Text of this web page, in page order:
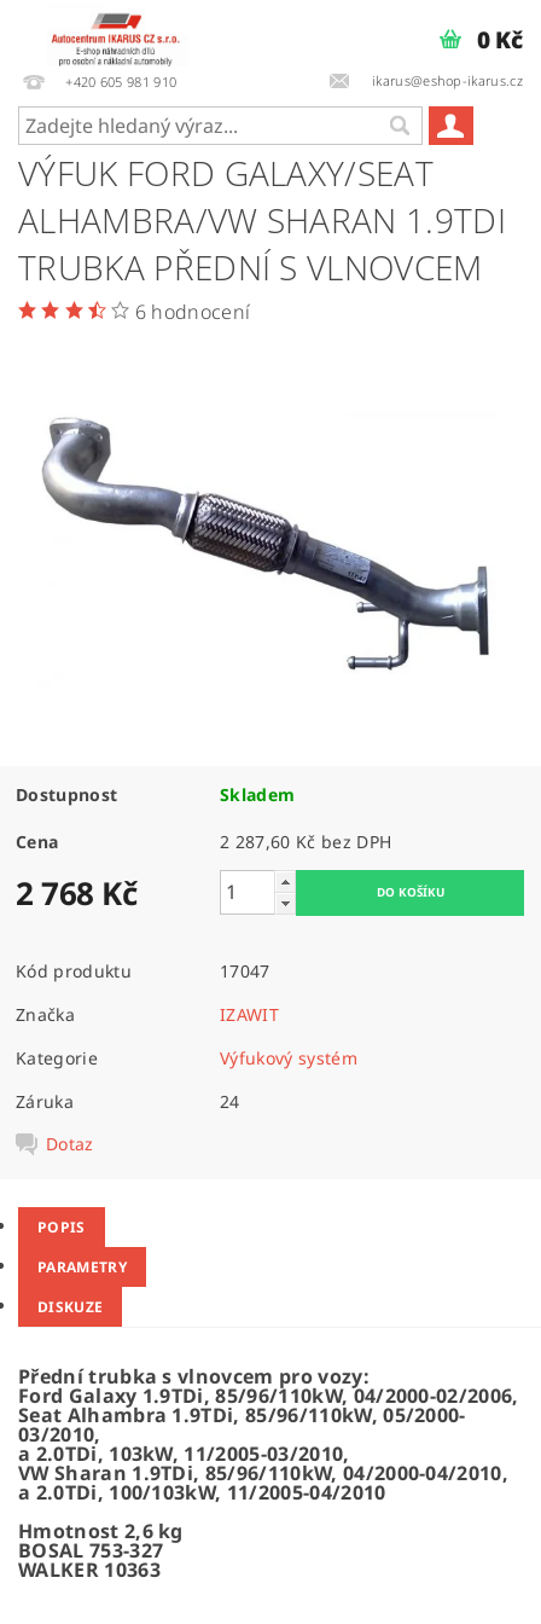
+420 605 981 910 ikarus@eshop-ikarus.cz
0 Kč
VÝFUK FORD GALAXY/SEAT
ALHAMBRA/VW SHARAN 1.9TDI
TRUBKA PŘEDNÍ S VLNOVCEM
6 hodnocení
Dostupnost Skladem
Cena 2 287,60 Kč bez DPH
2 768 Kč
Kód produktu
17047
Značka
IZAWIT
Kategorie
Výfukový systém
Záruka
24
Dotaz
POPIS
PARAMETRY
DISKUZE
Přední trubka s vlnovcem pro vozy:
Ford Galaxy 1.9TDi, 85/96/110kW, 04/2000-02/2006,
Seat Alhambra 1.9TDi, 85/96/110kW, 05/2000-
03/2010,
a 2.0TDi, 103kW, 11/2005-03/2010,
VW Sharan 1.9TDi, 85/96/110kW, 04/2000-04/2010,
a 2.0TDi, 100/103kW, 11/2005-04/2010
Hmotnost 2,6 kg
BOSAL 753-327
WALKER 10363